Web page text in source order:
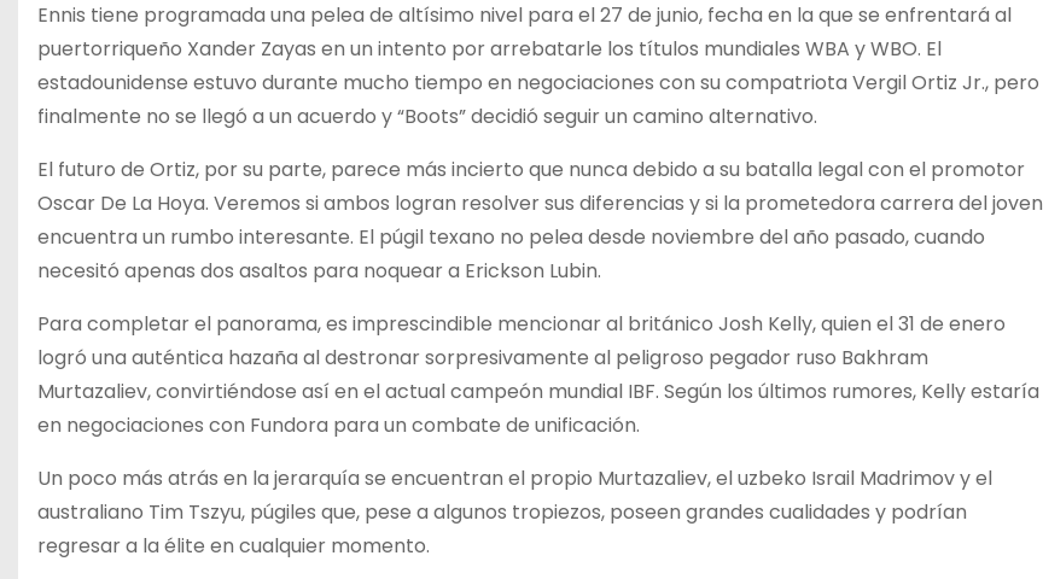
Ennis tiene programada una pelea de altísimo nivel para el 27 de junio, fecha en la que se enfrentará al
puertorriqueño Xander Zayas en un intento por arrebatarle los títulos mundiales WBA y WBO. El
estadounidense estuvo durante mucho tiempo en negociaciones con su compatriota Vergil Ortiz Jr., pero
finalmente no se llegó a un acuerdo y “Boots” decidió seguir un camino alternativo.
El futuro de Ortiz, por su parte, parece más incierto que nunca debido a su batalla legal con el promotor
Oscar De La Hoya. Veremos si ambos logran resolver sus diferencias y si la prometedora carrera del joven
encuentra un rumbo interesante. El púgil texano no pelea desde noviembre del año pasado, cuando
necesitó apenas dos asaltos para noquear a Erickson Lubin.
Para completar el panorama, es imprescindible mencionar al británico Josh Kelly, quien el 31 de enero
logró una auténtica hazaña al destronar sorpresivamente al peligroso pegador ruso Bakhram
Murtazaliev, convirtiéndose así en el actual campeón mundial IBF. Según los últimos rumores, Kelly estaría
en negociaciones con Fundora para un combate de unificación.
Un poco más atrás en la jerarquía se encuentran el propio Murtazaliev, el uzbeko Israil Madrimov y el
australiano Tim Tszyu, púgiles que, pese a algunos tropiezos, poseen grandes cualidades y podrían
regresar a la élite en cualquier momento.